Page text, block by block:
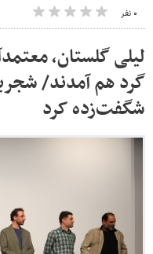
۰ نفر
لیلی گلستان،
گرد هم آمدند/
شگفت‌زده کرد